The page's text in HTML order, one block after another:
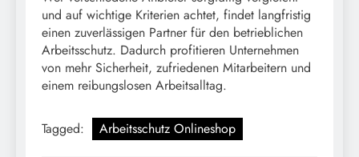
und auf wichtige Kriterien achtet, findet langfristig
einen zuverlässigen Partner für den betrieblichen
Arbeitsschutz. Dadurch profitieren Unternehmen
von mehr Sicherheit, zufriedenen Mitarbeitern und
einem reibungslosen Arbeitsalltag.
Tagged: Arbeitsschutz Onlineshop